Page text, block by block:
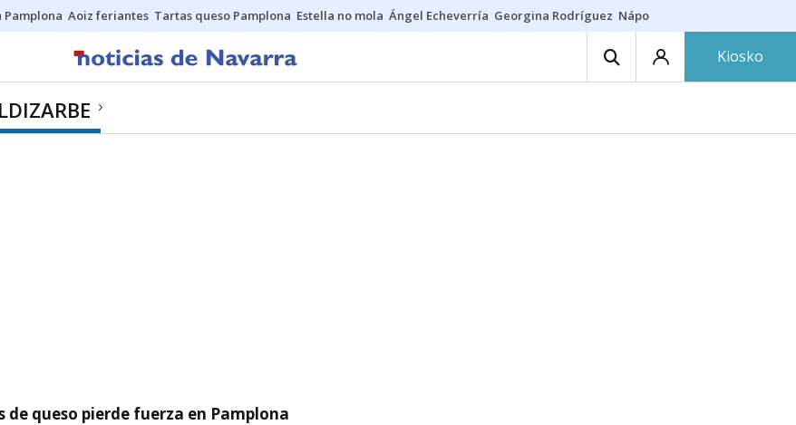
Pamplona Aoiz feriantes Tartas queso Pamplona Estella no mola Ángel Echeverría Georgina Rodríguez Nápoles - Osasuna
Kiosko
de queso pierde fuerza en Pamplona